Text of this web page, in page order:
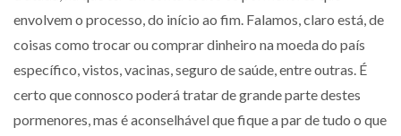
envolvem o processo, do início ao fim. Falamos, claro está, de
coisas como trocar ou comprar dinheiro na moeda do país
específico, vistos, vacinas, seguro de saúde, entre outras. É
certo que connosco poderá tratar de grande parte destes
pormenores, mas é aconselhável que fique a par de tudo o que